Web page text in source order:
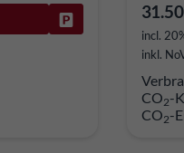
Fahrzeug parken
incl.
inkl.
CO2-
CO2-